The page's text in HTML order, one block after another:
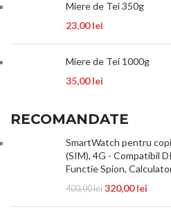
Miere de Tei 350g
23,00lei
Miere de Tei 1000g
35,00lei
RECOMANDATE
SmartWatch pentru
(SIM), 4G - Compatibil
Functie Spion,
400,00lei 320,00lei